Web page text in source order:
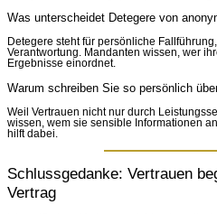
Was unterscheidet Detegere von
Detegere steht für persönliche
Verantwortung. Mandanten wissen, wer
Ergebnisse einordnet.
Warum schreiben Sie so persönlich
Weil Vertrauen nicht nur durch
wissen, wem sie sensible Informationen
hilft dabei.
Schlussgedanke: Vertrauen
Vertrag